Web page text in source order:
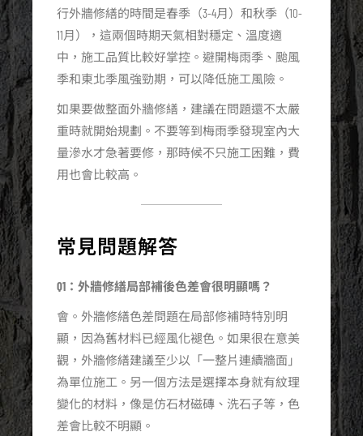
行外牆修繕的時間是春季（3-4月）和秋季（10-
11月），這兩個時期天氣相對穩定、溫度適
中，施工品質比較好掌控。避開梅雨季、颱風
季和東北季風強勁期，可以降低施工風險。
如果要做整面外牆修繕，建議在問題還不太嚴
重時就開始規劃。不要等到梅雨季發現室內大
量滲水才急著要修，那時候不只施工困難，費
用也會比較高。
常見問題解答
Q1：外牆修繕局部補後色差會很明顯嗎？
會。外牆修繕色差問題在局部修補時特別明
顯，因為舊材料已經風化褪色。如果很在意美
觀，外牆修繕建議至少以「一整片連續牆面」
為單位施工。另一個方法是選擇本身就有紋理
變化的材料，像是仿石材磁磚、洗石子等，色
差會比較不明顯。